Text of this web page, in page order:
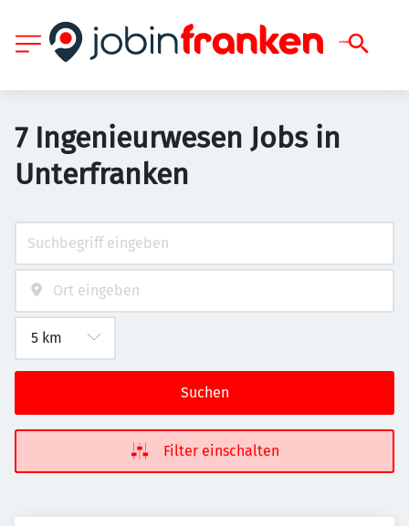
7 Ingenieurwesen Jobs in
Unterfranken
Suchen
Filter einschalten